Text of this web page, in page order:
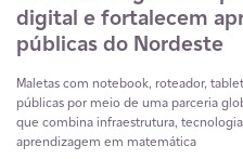
digital e fortalecem
públicas do Nordeste
Maletas com notebook, roteador,
públicas por meio de uma parceria
que combina infraestrutura,
aprendizagem em matemática